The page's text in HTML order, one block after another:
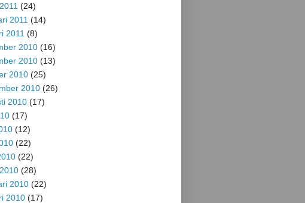
(24)
2011 (14)
2011 (8)
2010 (16)
2010 (13)
2010 (25)
2010 (26)
2010 (17)
(17)
(12)
(22)
(22)
(28)
2010 (22)
2010 (17)